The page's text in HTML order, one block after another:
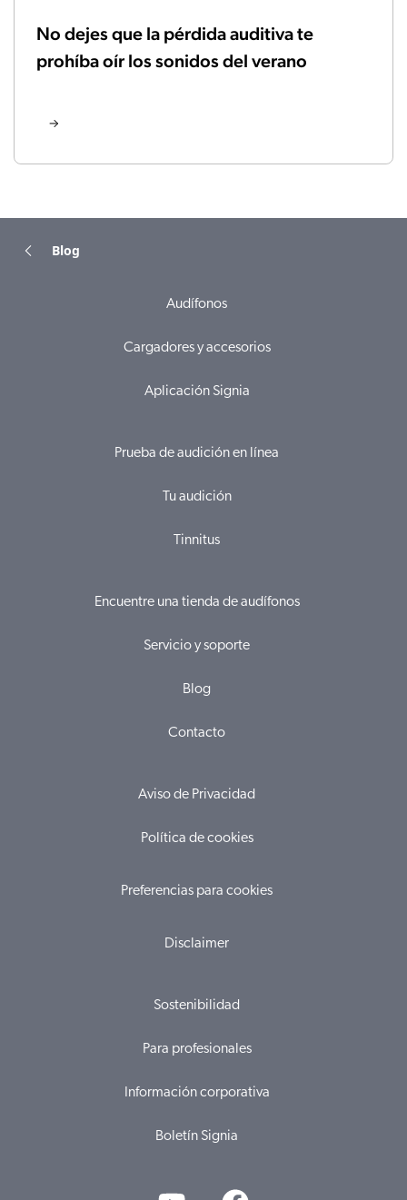
No dejes que la pérdida auditiva te
prohíba oír los sonidos del verano
Blog
Audífonos
Cargadores y accesorios
Aplicación Signia
Prueba de audición en línea
Tu audición
Tinnitus
Encuentre una tienda de audífonos
Servicio y soporte
Blog
Contacto
Aviso de Privacidad
Política de cookies
Preferencias para cookies
Disclaimer
Sostenibilidad
Para profesionales
Información corporativa
Boletín Signia